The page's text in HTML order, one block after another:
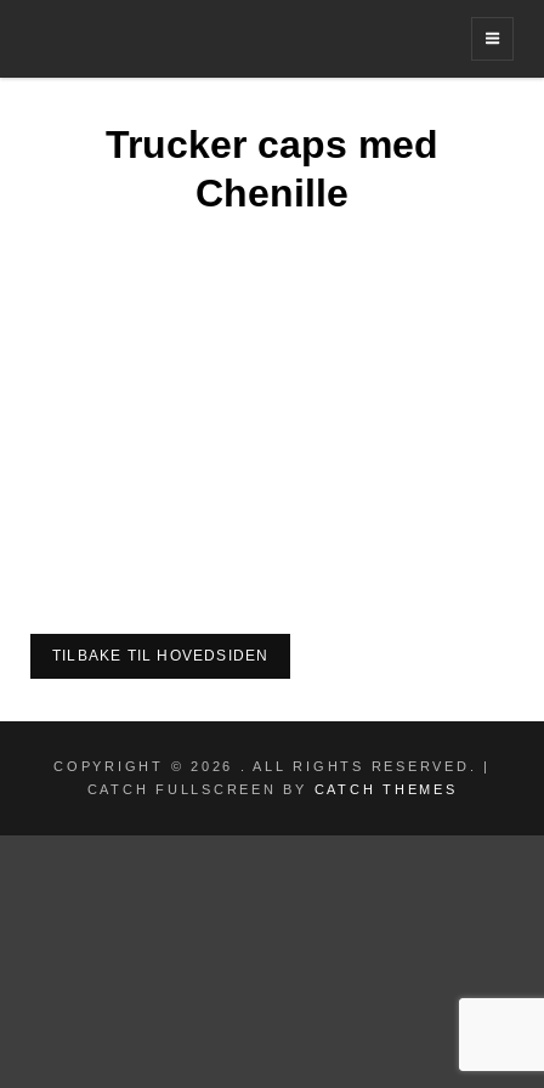
Trucker caps med
Chenille
TILBAKE TIL HOVEDSIDEN
COPYRIGHT © 2026
. ALL RIGHTS RESERVED. |
CATCH FULLSCREEN BY CATCH THEMES